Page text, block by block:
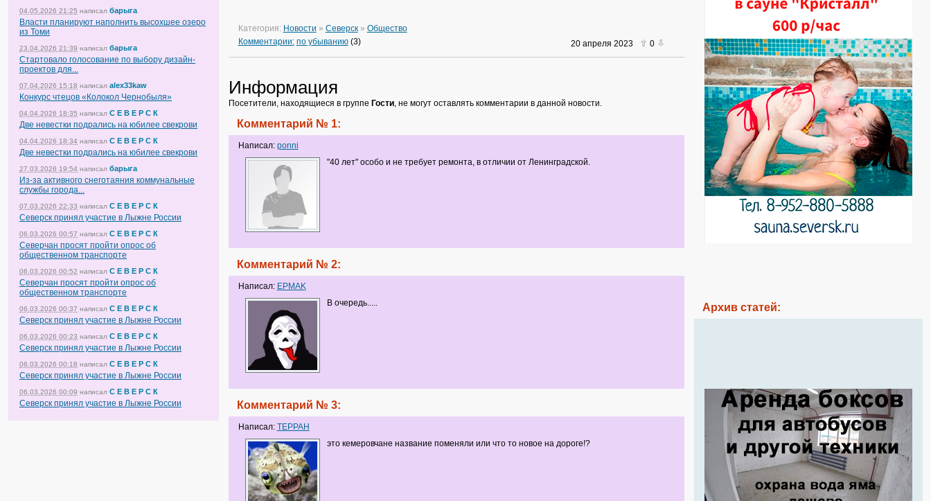
04.05.2026 21:25 написал барыга
Власти планируют наполнить высохшее озеро
из Томи
23.04.2026 21:39 написал барыга
Стартовало голосование по выбору дизайн-
проектов для...
07.04.2026 15:18 написал alex33kaw
Конкурс чтецов «Колокол Чернобыля»
04.04.2026 18:35 написал С Е В Е Р С К
Две невестки подрались на юбилее свекрови
04.04.2026 18:34 написал С Е В Е Р С К
Две невестки подрались на юбилее свекрови
27.03.2026 19:54 написал барыга
Из-за активного снеготаяния коммунальные
службы города...
07.03.2026 22:33 написал С Е В Е Р С К
Северск принял участие в Лыжне России
06.03.2026 00:57 написал С Е В Е Р С К
Северчан просят пройти опрос об
общественном транспорте
06.03.2026 00:52 написал С Е В Е Р С К
Северчан просят пройти опрос об
общественном транспорте
06.03.2026 00:37 написал С Е В Е Р С К
Северск принял участие в Лыжне России
06.03.2026 00:23 написал С Е В Е Р С К
Северск принял участие в Лыжне России
06.03.2026 00:18 написал С Е В Е Р С К
Северск принял участие в Лыжне России
06.03.2026 00:09 написал С Е В Е Р С К
Северск принял участие в Лыжне России
Категория: Новости » Северск» Общество
Комментарии: по убыванию(3) 20 апреля 2023 0
Информация
Посетители, находящиеся в группе Гости, не могут оставлять комментарии в данной новости.
Комментарий № 1:
Написал: ponni
"40 лет" особо и не требует ремонта, в отличии от Ленинградской.
Комментарий № 2:
Написал: EPMAK
В очередь.....
Комментарий № 3:
Написал: ТЕРРАН
это кемеровчане название поменяли или что то новое на дороге!?
Архив статей: